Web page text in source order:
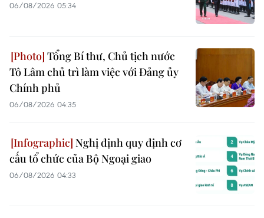
06/08/2026 05:34
Tổng Bí thư, Chủ tịch nước
Tô Lâm chủ trì làm việc với Đảng ủy
Chính phủ
06/08/2026 04:35
Nghị định quy định cơ
cấu tổ chức của Bộ Ngoại giao
06/08/2026 04:33